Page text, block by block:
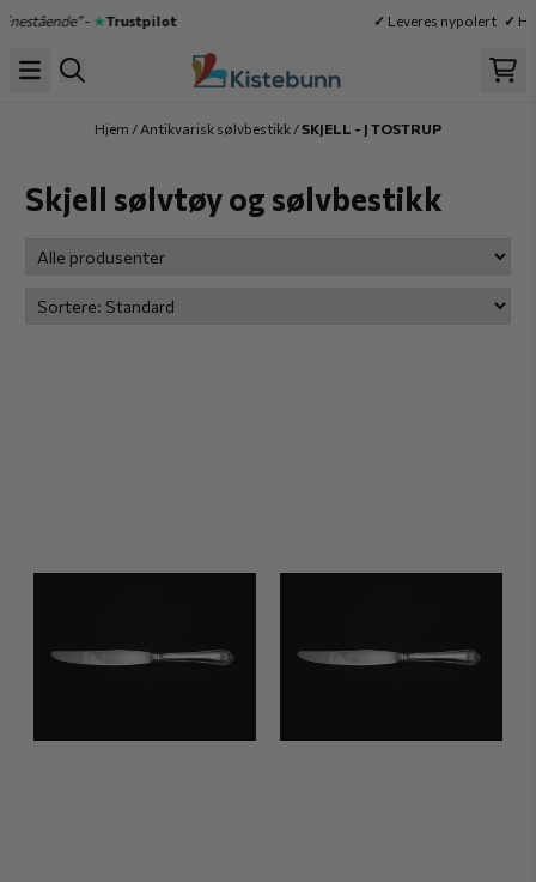
Hopp til innhold
-★ Trustpilot Leveres nypolert✓
Hjem / Antikvarisk sølvbestikk /SKJELL - J TOSTRUP
Skjell sølvtøy og sølvbestikk